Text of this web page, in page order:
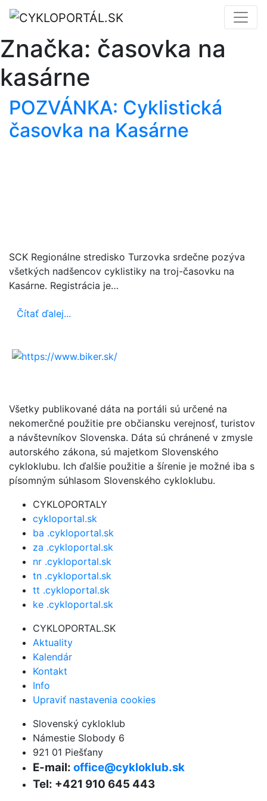
Značka: časovka na
kasárne
POZVÁNKA: Cyklistická
časovka na Kasárne
SCK Regionálne stredisko Turzovka srdečne pozýva
všetkých nadšencov cyklistiky na troj-časovku na
Kasárne. Registrácia je…
Čítať ďalej...
Všetky publikované dáta na portáli sú určené na
nekomerčné použitie pre občiansku verejnosť, turistov
a návštevníkov Slovenska. Dáta sú chránené v zmysle
autorského zákona, sú majetkom Slovenského
cykloklubu. Ich ďalšie použitie a šírenie je možné iba s
písomným súhlasom Slovenského cykloklubu.
CYKLOPORTALY
cykloportal.sk
ba .cykloportal.sk
za .cykloportal.sk
nr .cykloportal.sk
tn .cykloportal.sk
tt .cykloportal.sk
ke .cykloportal.sk
CYKLOPORTAL.SK
Aktuality
Kalendár
Kontakt
Info
Upraviť nastavenia cookies
Slovenský cykloklub
Námestie Slobody 6
921 01 Piešťany
E-mail: office@cykloklub.sk
Tel: +421 910 645 443